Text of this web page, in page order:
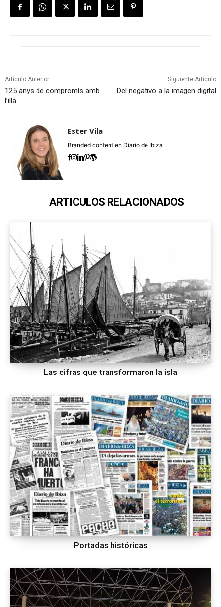
Artículo Anterior
125 anys de compromís amb
l’illa
Siguiente Artículo
Del negativo a la imagen digital
Ester Vila
Branded content en Diario de Ibiza
ARTICULOS RELACIONADOS
Las cifras que transformaron la isla
Portadas históricas